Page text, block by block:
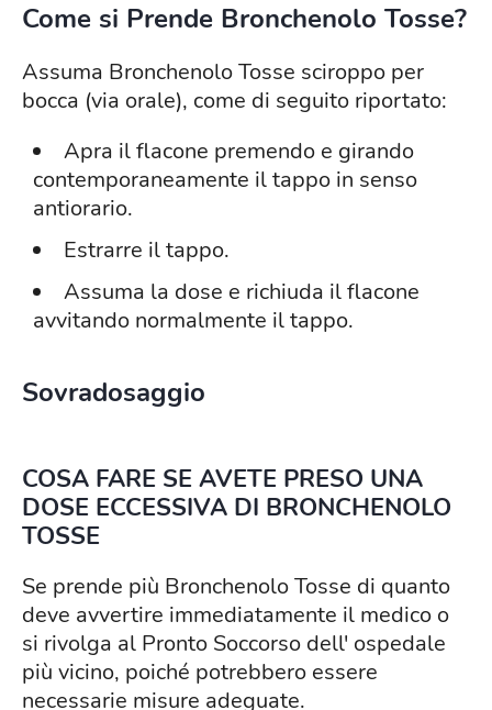
Come si Prende Bronchenolo Tosse?
Assuma Bronchenolo Tosse sciroppo per
bocca (via orale), come di seguito riportato:
Apra il flacone premendo e girando
contemporaneamente il tappo in senso
antiorario.
Estrarre il tappo.
Assuma la dose e richiuda il flacone
avvitando normalmente il tappo.
Sovradosaggio
COSA FARE SE AVETE PRESO UNA
DOSE ECCESSIVA DI BRONCHENOLO
TOSSE
Se prende più Bronchenolo Tosse di quanto
deve avvertire immediatamente il medico o
si rivolga al Pronto Soccorso dell' ospedale
più vicino, poiché potrebbero essere
necessarie misure adeguate.